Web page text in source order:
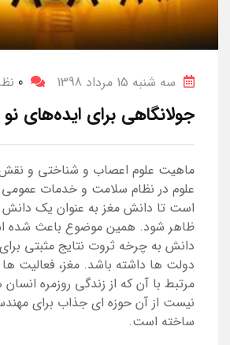
سه شنبه 15 مرداد 1398 0
جولانگاهی برای ایده‌های نو
ماهیت علوم اعصاب و شناختی و نقش
علوم در نظام سلامت و خدمات
است تا دانش مغز به عنوان یک دانش
ظاهر شود. همین موضوع باعث شده
دانش به چرخه ثروت نتایج مثبتی
دولت ها داشته باشد. مغز، فعالیت
مرتبط با آن که از زندگی روزمره
نیست از آن حوزه ای جذاب برای
ساخته است.